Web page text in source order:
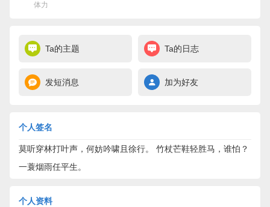
体力
Ta的主题 Ta的日志
发短消息 加为好友
个人签名
莫听穿林打叶声，何妨吟啸且徐行。 竹杖芒鞋轻胜马，谁怕？
一蓑烟雨任平生。
个人资料